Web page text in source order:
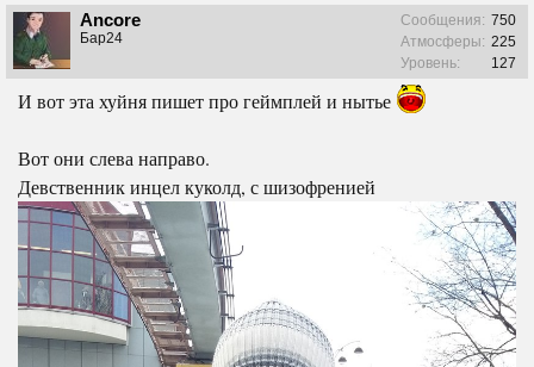
Ancore
Бар24
Сообщения: 750
Атмосферы: 225
Уровень:
127
И вот эта хуйня пишет про геймплей и нытье
Вот они слева направо.
Девственник инцел куколд, с шизофренией